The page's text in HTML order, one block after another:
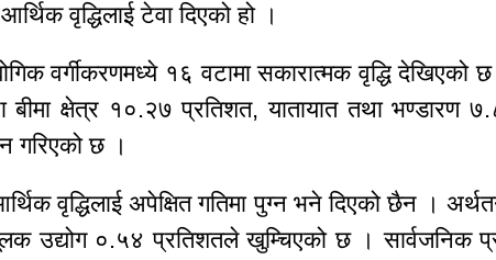
वृद्धिलाई टेवा दिएको हो ।
वर्गीकरणमध्ये १६ वटामा सकारात्मक वृद्धि देखिएको
क्षेत्र १०.२७ प्रतिशत, यातायात तथा भण्डारण
गरिएको छ ।
वृद्धिलाई अपेक्षित गतिमा पुग्न भने दिएको छैन ।
उद्योग ०.५४ प्रतिशतले खुम्चिएको छ । सार्वजनिक